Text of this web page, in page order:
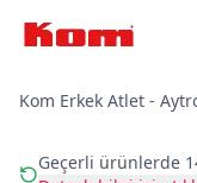
Kom Erkek Atlet -
Geçerli ürünlerde